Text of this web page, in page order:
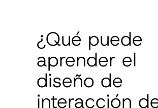
¿Qué puede
aprender el
diseño de
interacción